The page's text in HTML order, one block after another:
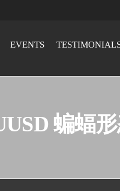
EVENTS
蝙蝠形